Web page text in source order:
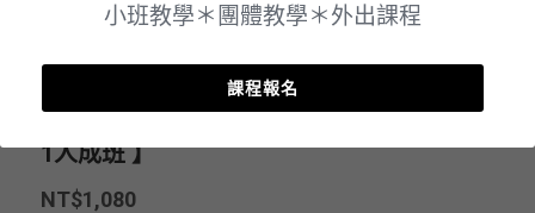
1人成班 】
NT$1,080
小班教學＊團體教學＊外出課程
課程報名